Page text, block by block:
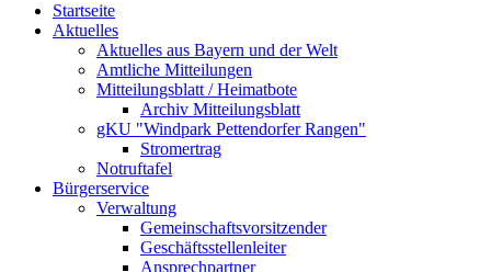
Startseite
Aktuelles
Aktuelles aus Bayern und der Welt
Amtliche Mitteilungen
Mitteilungsblatt / Heimatbote
Archiv Mitteilungsblatt
gKU "Windpark Pettendorfer Rangen"
Stromertrag
Notruftafel
Bürgerservice
Verwaltung
Gemeinschaftsvorsitzender
Geschäftsstellenleiter
Ansprechpartner